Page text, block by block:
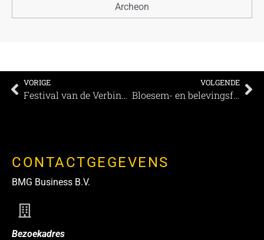
Archeon
VORIGE
Festival van de Verbinders laat eventbranche ervaren: verbinding ontstaat door te doen
VOLGENDE
Bloesem- en belevingsfestival Lumineus zet Alden Biesen in vuur en vlam!
CONTACTGEGEVENS
BMG Business B.V.
Bezoekadres